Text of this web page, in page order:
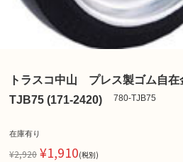
トラスコ中山 プレス製ゴム自
TJB75 (171-2420)
780-TJB75
在庫有り
¥2,920 ¥1,910(税別)